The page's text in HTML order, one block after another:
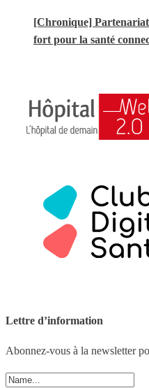
[Chronique]
fort pour la santé
Lettre d’information
Abonnez-vous à la newsletter